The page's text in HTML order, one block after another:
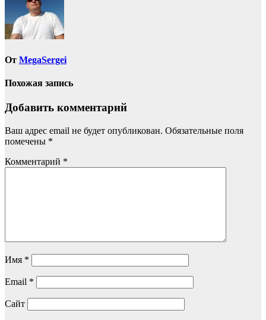
записям
От MegaSergei
Похожая запись
Добавить комментарий
Ваш адрес email не будет опубликован. Обязательные поля
помечены *
Комментарий *
Имя *
Email *
Сайт